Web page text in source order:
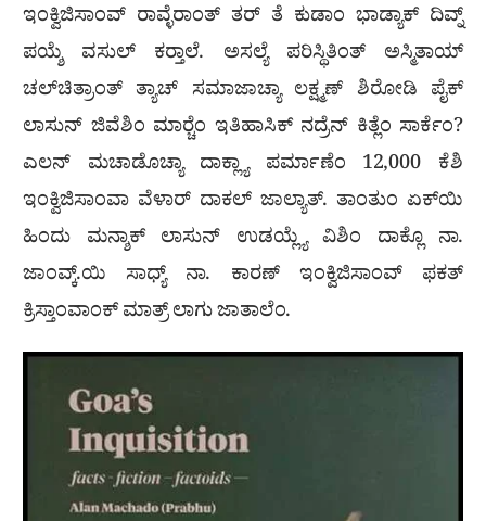
ಇಂಕ್ವಿಜಿಸಾಂವ್ ರಾವ್ಳೆರಾಂತ್ ತರ್ ತೆ ಕುಡಾಂ ಭಾಡ್ಯಾಕ್ ದಿವ್ನ್
ಪಯ್ಶೆ ವಸುಲ್ ಕರ‍್ತಾಲೆ. ಅಸಲ್ಯೆ ಪರಿಸ್ಥಿತಿಂತ್ ಅಸ್ಮಿತಾಯ್
ಚಲ್‍ಚಿತ್ರಾಂತ್ ತ್ಯಾಚ್ ಸಮಾಜಾಚ್ಯಾ ಲಕ್ಷ್ಮಣ್ ಶಿರೋಡಿ ಪೈಕ್
ಲಾಸುನ್ ಜಿವೆಶಿಂ ಮಾರ‍್ಚೆಂ ಇತಿಹಾಸಿಕ್ ನದ್ರೆನ್ ಕಿತ್ಲೆಂ ಸಾರ್ಕೆಂ?
ಎಲನ್ ಮಚಾಡೊಚ್ಯಾ ದಾಕ್ಲ್ಯಾ ಪರ್ಮಾಣೆಂ 12,000 ಕೆಶಿ
ಇಂಕ್ವಿಜಿಸಾಂವಾ ವೆಳಾರ್ ದಾಕಲ್ ಜಾಲ್ಯಾತ್. ತಾಂತುಂ ಏಕ್‍ಯಿ
ಹಿಂದು ಮನ್ಶಾಕ್ ಲಾಸುನ್ ಉಡಯ್ಲ್ಯೆ ವಿಶಿಂ ದಾಕ್ಲೊ ನಾ.
ಜಾಂವ್ಕ್.ಯಿ ಸಾಧ್ಯ್ ನಾ. ಕಾರಣ್ ಇಂಕ್ವಿಜಿಸಾಂವ್ ಫಕತ್
ಕ್ರಿಸ್ತಾಂವಾಂಕ್ ಮಾತ್ರ್ ಲಾಗು ಜಾತಾಲೆಂ.